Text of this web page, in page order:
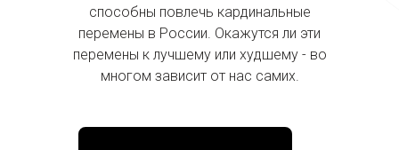
способны повлечь кардинальные
перемены в России. Окажутся ли эти
перемены к лучшему или худшему - во
многом зависит от нас самих.